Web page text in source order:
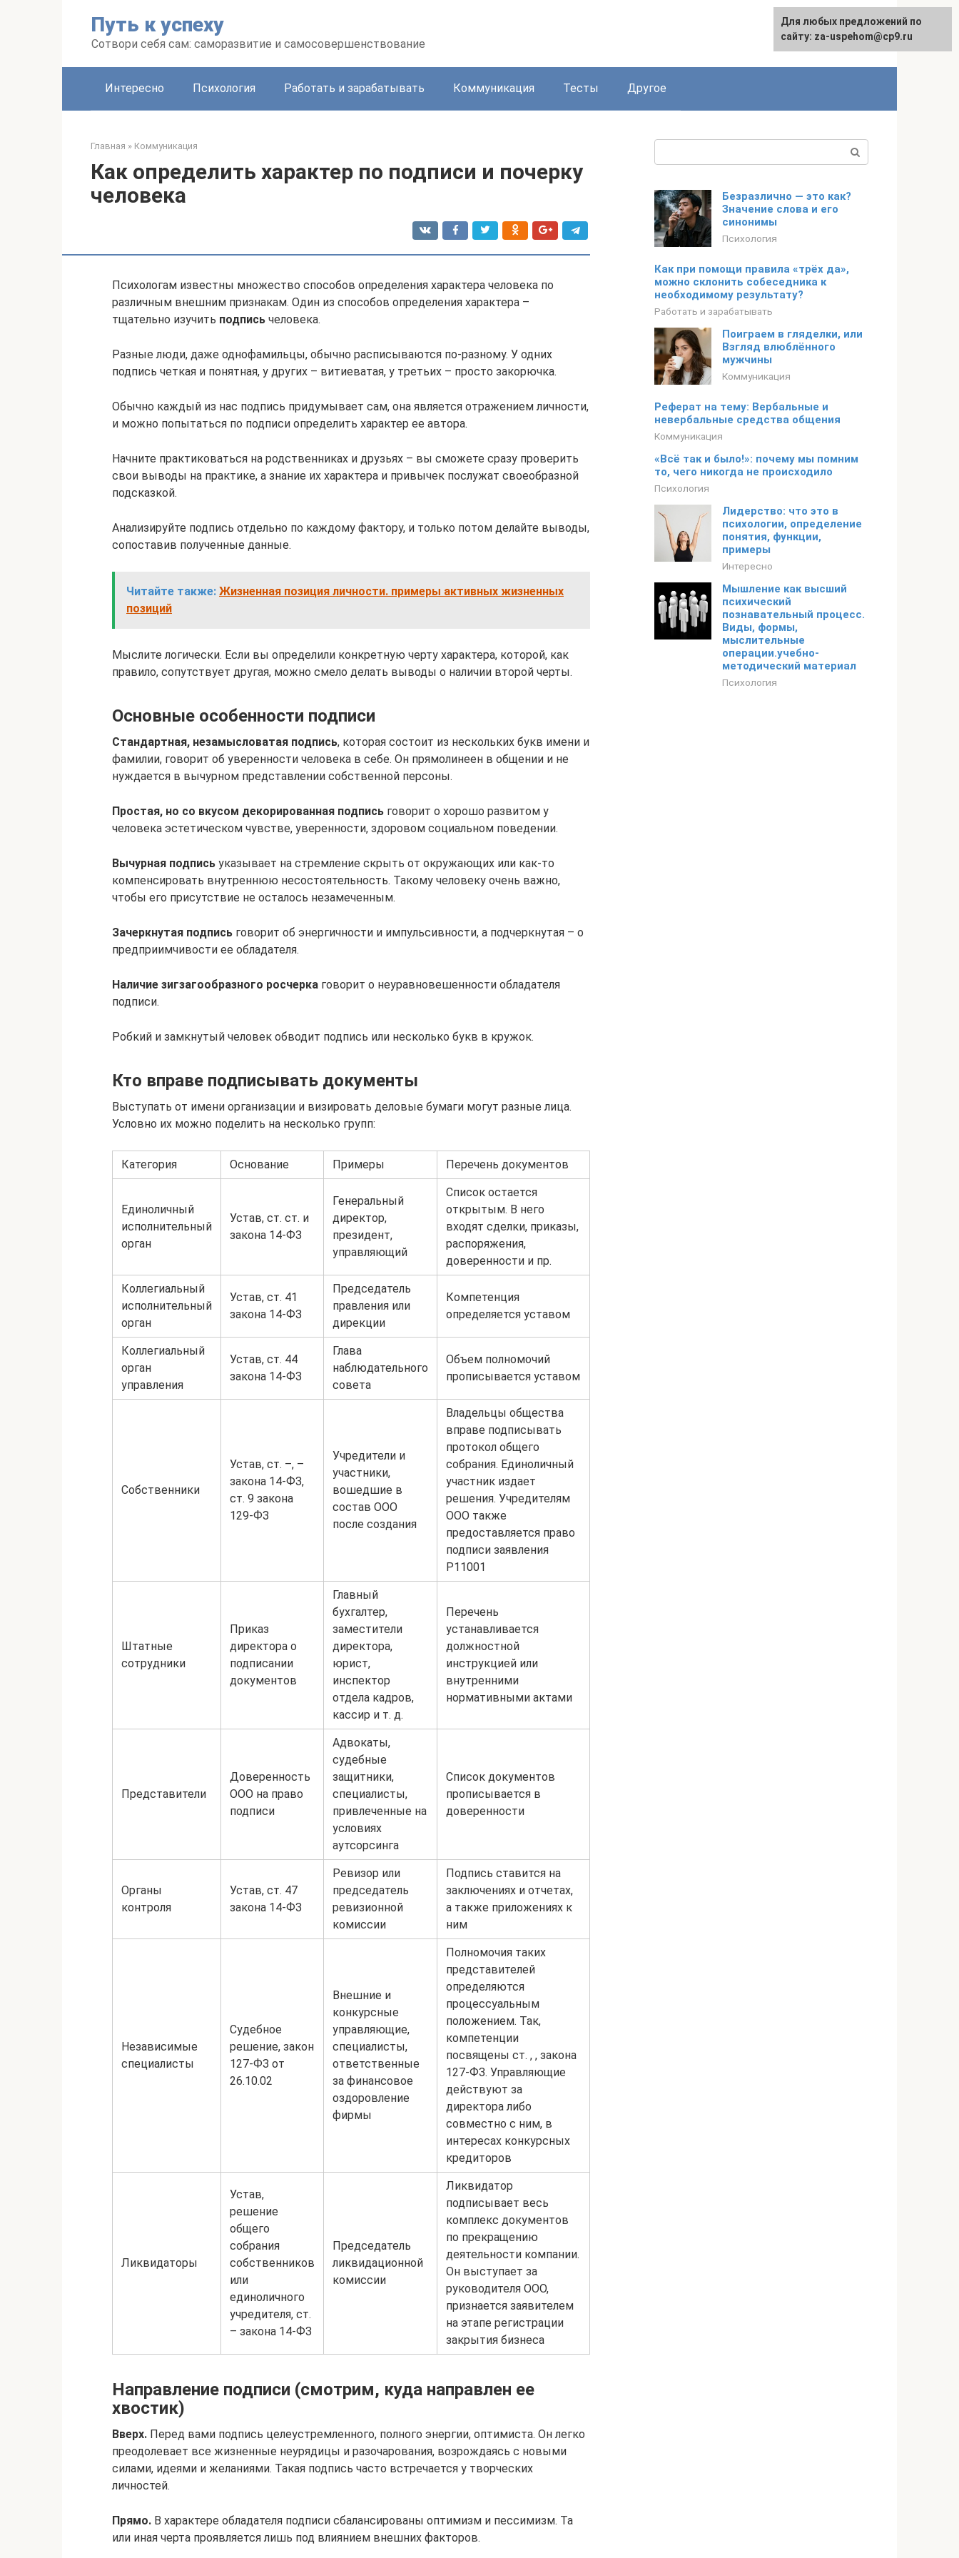
Путь к успеху
Сотвори себя сам: саморазвитие и самосовершенствование
English
Интересно Психология Работать и зарабатывать Коммуникация Тесты Другое
Главная » Коммуникация
Как определить характер по подписи и почерку
человека
Психологам известны множество способов определения характера человека по
различным внешним признакам. Один из способов определения характера –
тщательно изучить подпись человека.
Разные люди, даже однофамильцы, обычно расписываются по-разному. У одних
подпись четкая и понятная, у других – витиеватая, у третьих – просто закорючка.
Обычно каждый из нас подпись придумывает сам, она является отражением личности,
и можно попытаться по подписи определить характер ее автора.
Начните практиковаться на родственниках и друзьях – вы сможете сразу проверить
свои выводы на практике, а знание их характера и привычек послужат своеобразной
подсказкой.
Анализируйте подпись отдельно по каждому фактору, и только потом делайте выводы,
сопоставив полученные данные.
Читайте также: Жизненная позиция личности. примеры активных жизненных
позиций
Мыслите логически. Если вы определили конкретную черту характера, которой, как
правило, сопутствует другая, можно смело делать выводы о наличии второй черты.
Основные особенности подписи
Стандартная, незамысловатая подпись, которая состоит из нескольких букв имени и
фамилии, говорит об уверенности человека в себе. Он прямолинеен в общении и не
нуждается в вычурном представлении собственной персоны.
Простая, но со вкусом декорированная подпись говорит о хорошо развитом у
человека эстетическом чувстве, уверенности, здоровом социальном поведении.
Вычурная подпись указывает на стремление скрыть от окружающих или как-то
компенсировать внутреннюю несостоятельность. Такому человеку очень важно,
чтобы его присутствие не осталось незамеченным.
Зачеркнутая подпись говорит об энергичности и импульсивности, а подчеркнутая – о
предприимчивости ее обладателя.
Наличие зигзагообразного росчерка говорит о неуравновешенности обладателя
подписи.
Робкий и замкнутый человек обводит подпись или несколько букв в кружок.
Кто вправе подписывать документы
Выступать от имени организации и визировать деловые бумаги могут разные лица.
Условно их можно поделить на несколько групп:
Категория Основание Примеры Перечень документов
Единоличный
исполнительный
орган
Устав, ст. ст. и
закона 14-ФЗ
Генеральный
директор,
президент,
управляющий
Список остается
открытым. В него
входят сделки, приказы,
распоряжения,
доверенности и пр.
Коллегиальный
исполнительный
орган
Устав, ст. 41
закона 14-ФЗ
Председатель
правления или
дирекции
Компетенция
определяется уставом
Коллегиальный
орган
управления
Устав, ст. 44
закона 14-ФЗ
Глава
наблюдательного
совета
Объем полномочий
прописывается уставом
Собственники
Устав, ст. –, –
закона 14-ФЗ,
ст. 9 закона
129-ФЗ
Учредители и
участники,
вошедшие в
состав ООО
после создания
Владельцы общества
вправе подписывать
протокол общего
собрания. Единоличный
участник издает
решения. Учредителям
ООО также
предоставляется право
подписи заявления
Р11001
Штатные
сотрудники
Приказ
директора о
подписании
документов
Главный
бухгалтер,
заместители
директора,
юрист,
инспектор
отдела кадров,
кассир и т. д.
Перечень
устанавливается
должностной
инструкцией или
внутренними
нормативными актами
Представители
Доверенность
ООО на право
подписи
Адвокаты,
судебные
защитники,
специалисты,
привлеченные на
условиях
аутсорсинга
Список документов
прописывается в
доверенности
Органы
контроля
Устав, ст. 47
закона 14-ФЗ
Ревизор или
председатель
ревизионной
комиссии
Подпись ставится на
заключениях и отчетах,
а также приложениях к
ним
Независимые
специалисты
Судебное
решение, закон
127-ФЗ от
26.10.02
Внешние и
конкурсные
управляющие,
специалисты,
ответственные
за финансовое
оздоровление
фирмы
Полномочия таких
представителей
определяются
процессуальным
положением. Так,
компетенции
посвящены ст. , , закона
127-ФЗ. Управляющие
действуют за
директора либо
совместно с ним, в
интересах конкурсных
кредиторов
Ликвидаторы
Устав,
решение
общего
собрания
собственников
или
единоличного
учредителя, ст.
– закона 14-ФЗ
Председатель
ликвидационной
комиссии
Ликвидатор
подписывает весь
комплекс документов
по прекращению
деятельности компании.
Он выступает за
руководителя ООО,
признается заявителем
на этапе регистрации
закрытия бизнеса
Направление подписи (смотрим, куда направлен ее
хвостик)
Вверх. Перед вами подпись целеустремленного, полного энергии, оптимиста. Он легко
преодолевает все жизненные неурядицы и разочарования, возрождаясь с новыми
силами, идеями и желаниями. Такая подпись часто встречается у творческих
личностей.
Прямо. В характере обладателя подписи сбалансированы оптимизм и пессимизм. Та
или иная черта проявляется лишь под влиянием внешних факторов.
Безразлично — это как?
Значение слова и его
синонимы
Психология
Как при помощи правила «трёх да»,
можно склонить собеседника к
необходимому результату?
Работать и зарабатывать
Поиграем в гляделки, или
Взгляд влюблённого
мужчины
Коммуникация
Реферат на тему: Вербальные и
невербальные средства общения
Коммуникация
«Всё так и было!»: почему мы помним
то, чего никогда не происходило
Психология
Лидерство: что это в
психологии, определение
понятия, функции,
примеры
Интересно
Мышление как высший
психический
познавательный процесс.
Виды, формы,
мыслительные
операции.учебно-
методический материал
Психология
Для любых предложений по
сайту: za-uspehom@cp9.ru